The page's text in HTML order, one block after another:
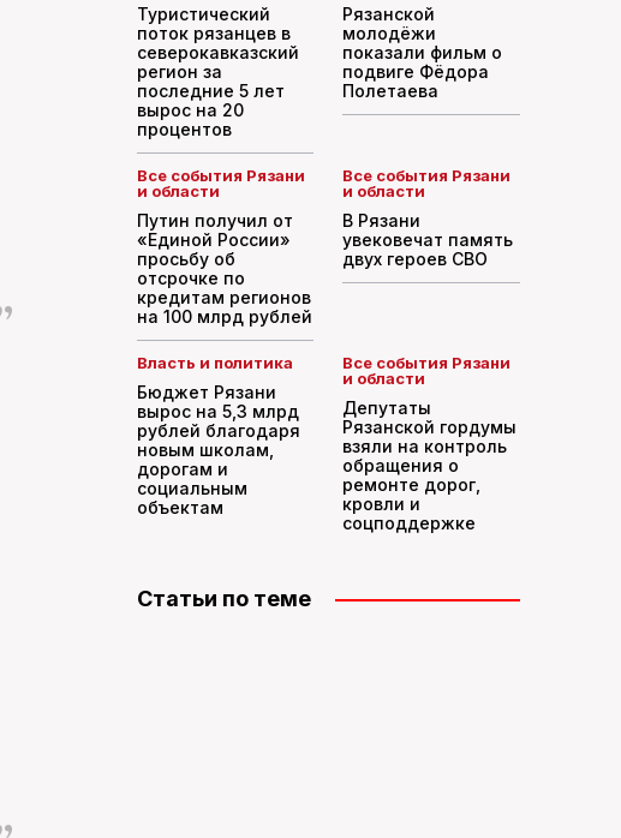
Туристический
поток рязанцев в
северокавказский
регион за
последние 5 лет
вырос на 20
процентов
Рязанской
молодёжи
показали фильм о
подвиге Фёдора
Полетаева
Все события Рязани
и области
Путин получил от
«Единой России»
просьбу об
отсрочке по
кредитам регионов
на 100 млрд рублей
Все события Рязани
и области
В Рязани
увековечат память
двух героев СВО
Власть и политика
Бюджет Рязани
вырос на 5,3 млрд
рублей благодаря
новым школам,
дорогам и
социальным
объектам
Все события Рязани
и области
Депутаты
Рязанской гордумы
взяли на контроль
обращения о
ремонте дорог,
кровли и
соцподдержке
Статьи по теме